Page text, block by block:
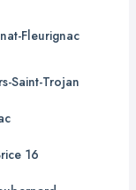
Fleurignac
Saint-Trojan
16